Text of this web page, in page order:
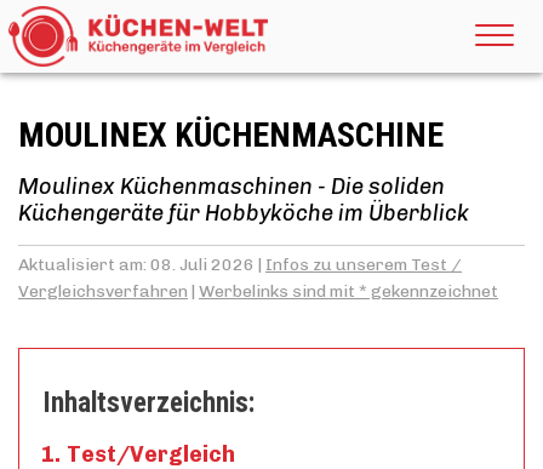
MOULINEX KÜCHENMASCHINE
Moulinex Küchenmaschinen - Die soliden
Küchengeräte für Hobbyköche im Überblick
Aktualisiert am: 08. Juli 2026 | Infos zu unserem Test /
Vergleichsverfahren | Werbelinks sind mit * gekennzeichnet
Inhaltsverzeichnis:
Test/Vergleich